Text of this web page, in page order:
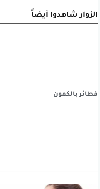
الزوار شاهدوا أيضاً
فطائر بالكمون